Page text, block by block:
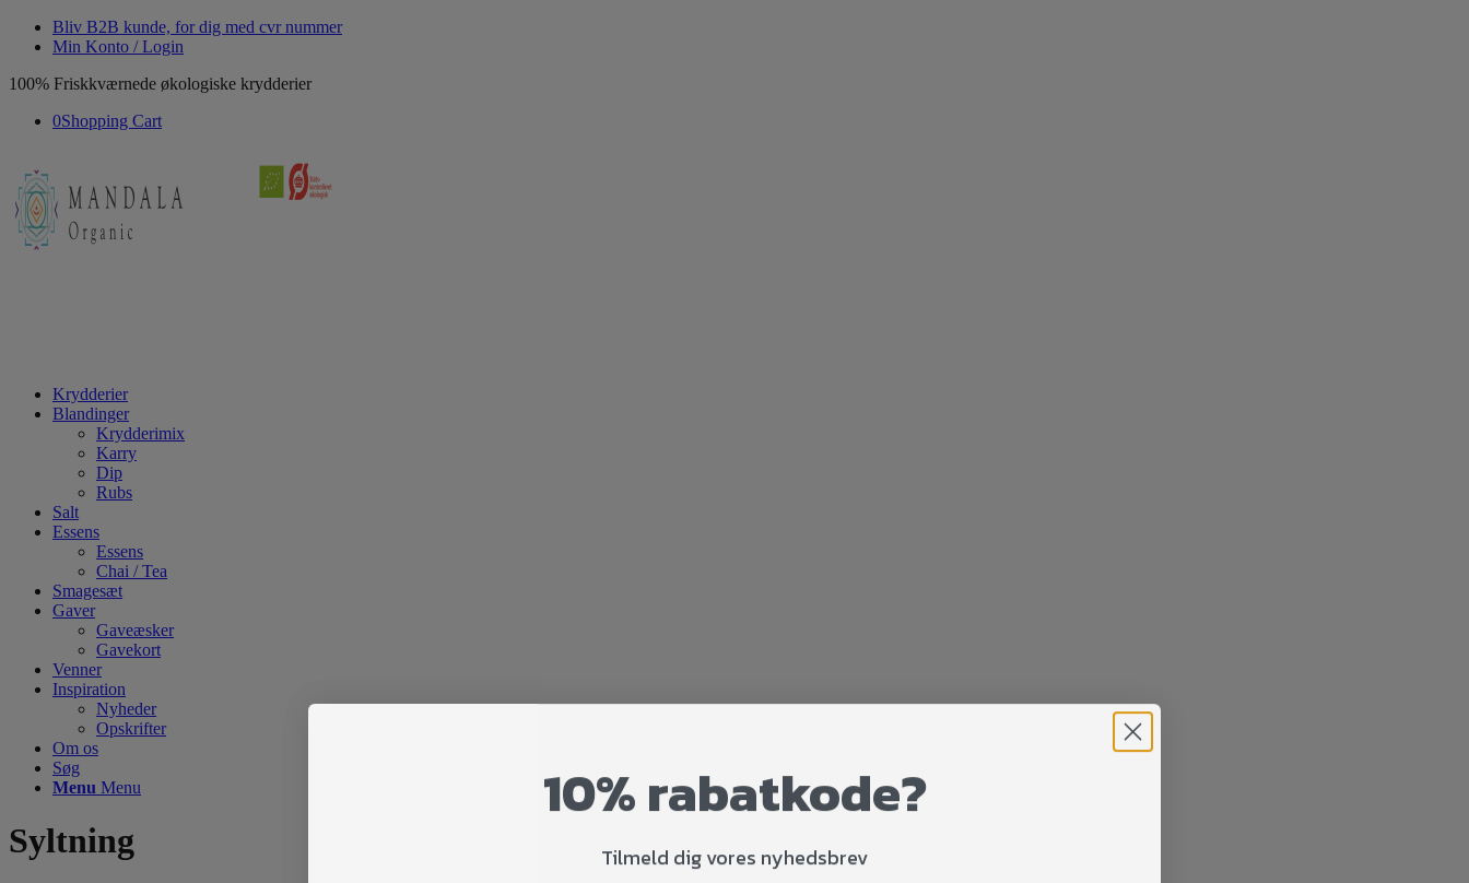
Bliv B2B kunde, for dig med cvr nummer
Min Konto / Login
100% Friskkværnede økologiske krydderier
0Shopping Cart
Krydderier
Blandinger
Krydderimix
Karry
Dip
Rubs
Salt
Essens
Essens
Chai / Tea
Smagesæt
Gaver
Gaveæsker
Gavekort
Venner
Inspiration
Nyheder
Opskrifter
Om os
Søg
Menu Menu
Syltning
10% rabatkode?
Tilmeld dig vores nyhedsbrev